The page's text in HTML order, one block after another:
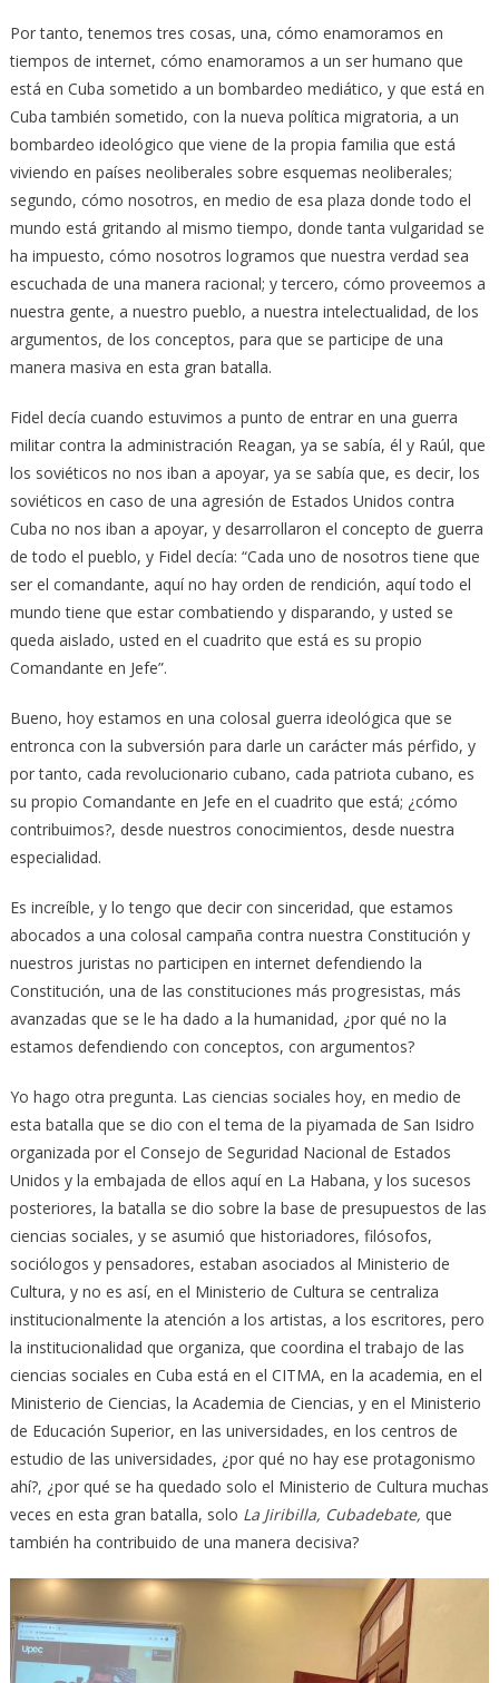
Por tanto, tenemos tres cosas, una, cómo enamoramos en
tiempos de internet, cómo enamoramos a un ser humano que
está en Cuba sometido a un bombardeo mediático, y que está en
Cuba también sometido, con la nueva política migratoria, a un
bombardeo ideológico que viene de la propia familia que está
viviendo en países neoliberales sobre esquemas neoliberales;
segundo, cómo nosotros, en medio de esa plaza donde todo el
mundo está gritando al mismo tiempo, donde tanta vulgaridad se
ha impuesto, cómo nosotros logramos que nuestra verdad sea
escuchada de una manera racional; y tercero, cómo proveemos a
nuestra gente, a nuestro pueblo, a nuestra intelectualidad, de los
argumentos, de los conceptos, para que se participe de una
manera masiva en esta gran batalla.
Fidel decía cuando estuvimos a punto de entrar en una guerra
militar contra la administración Reagan, ya se sabía, él y Raúl, que
los soviéticos no nos iban a apoyar, ya se sabía que, es decir, los
soviéticos en caso de una agresión de Estados Unidos contra
Cuba no nos iban a apoyar, y desarrollaron el concepto de guerra
de todo el pueblo, y Fidel decía: “Cada uno de nosotros tiene que
ser el comandante, aquí no hay orden de rendición, aquí todo el
mundo tiene que estar combatiendo y disparando, y usted se
queda aislado, usted en el cuadrito que está es su propio
Comandante en Jefe”.
Bueno, hoy estamos en una colosal guerra ideológica que se
entronca con la subversión para darle un carácter más pérfido, y
por tanto, cada revolucionario cubano, cada patriota cubano, es
su propio Comandante en Jefe en el cuadrito que está; ¿cómo
contribuimos?, desde nuestros conocimientos, desde nuestra
especialidad.
Es increíble, y lo tengo que decir con sinceridad, que estamos
abocados a una colosal campaña contra nuestra Constitución y
nuestros juristas no participen en internet defendiendo la
Constitución, una de las constituciones más progresistas, más
avanzadas que se le ha dado a la humanidad, ¿por qué no la
estamos defendiendo con conceptos, con argumentos?
Yo hago otra pregunta. Las ciencias sociales hoy, en medio de
esta batalla que se dio con el tema de la piyamada de San Isidro
organizada por el Consejo de Seguridad Nacional de Estados
Unidos y la embajada de ellos aquí en La Habana, y los sucesos
posteriores, la batalla se dio sobre la base de presupuestos de las
ciencias sociales, y se asumió que historiadores, filósofos,
sociólogos y pensadores, estaban asociados al Ministerio de
Cultura, y no es así, en el Ministerio de Cultura se centraliza
institucionalmente la atención a los artistas, a los escritores, pero
la institucionalidad que organiza, que coordina el trabajo de las
ciencias sociales en Cuba está en el CITMA, en la academia, en el
Ministerio de Ciencias, la Academia de Ciencias, y en el Ministerio
de Educación Superior, en las universidades, en los centros de
estudio de las universidades, ¿por qué no hay ese protagonismo
ahí?, ¿por qué se ha quedado solo el Ministerio de Cultura muchas
veces en esta gran batalla, solo La Jiribilla, Cubadebate, que
también ha contribuido de una manera decisiva?